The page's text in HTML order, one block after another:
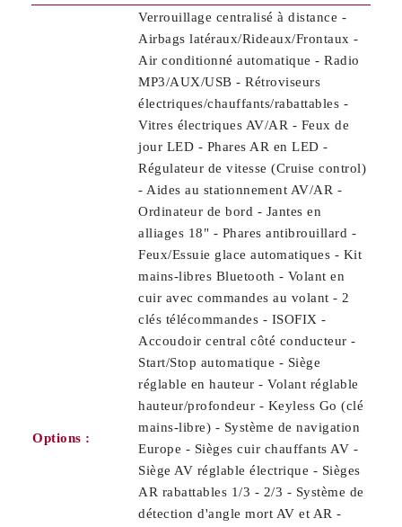
Options :
Verrouillage centralisé à distance -
Airbags latéraux/Rideaux/Frontaux -
Air conditionné automatique - Radio
MP3/AUX/USB - Rétroviseurs
électriques/chauffants/rabattables -
Vitres électriques AV/AR - Feux de
jour LED - Phares AR en LED -
Régulateur de vitesse (Cruise control)
- Aides au stationnement AV/AR -
Ordinateur de bord - Jantes en
alliages 18" - Phares antibrouillard -
Feux/Essuie glace automatiques - Kit
mains-libres Bluetooth - Volant en
cuir avec commandes au volant - 2
clés télécommandes - ISOFIX -
Accoudoir central côté conducteur -
Start/Stop automatique - Siège
réglable en hauteur - Volant réglable
hauteur/profondeur - Keyless Go (clé
mains-libre) - Système de navigation
Europe - Sièges cuir chauffants AV -
Siège AV réglable électrique - Sièges
AR rabattables 1/3 - 2/3 - Système de
détection d'angle mort AV et AR -